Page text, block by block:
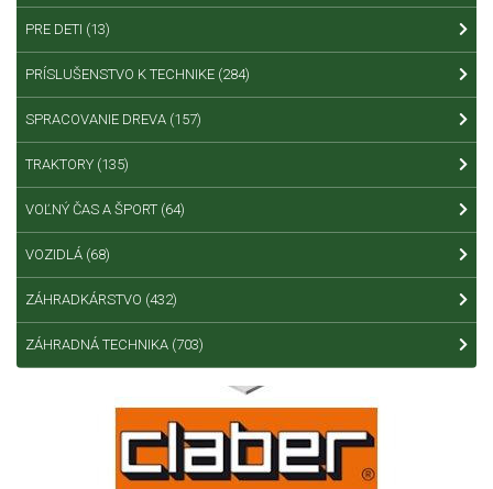
PRE DETI (13)
PRÍSLUŠENSTVO K TECHNIKE (284)
SPRACOVANIE DREVA (157)
TRAKTORY (135)
VOĽNÝ ČAS A ŠPORT (64)
VOZIDLÁ (68)
ZÁHRADKÁRSTVO (432)
ZÁHRADNÁ TECHNIKA (703)